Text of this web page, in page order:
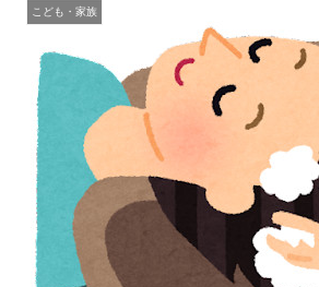
こども・家族